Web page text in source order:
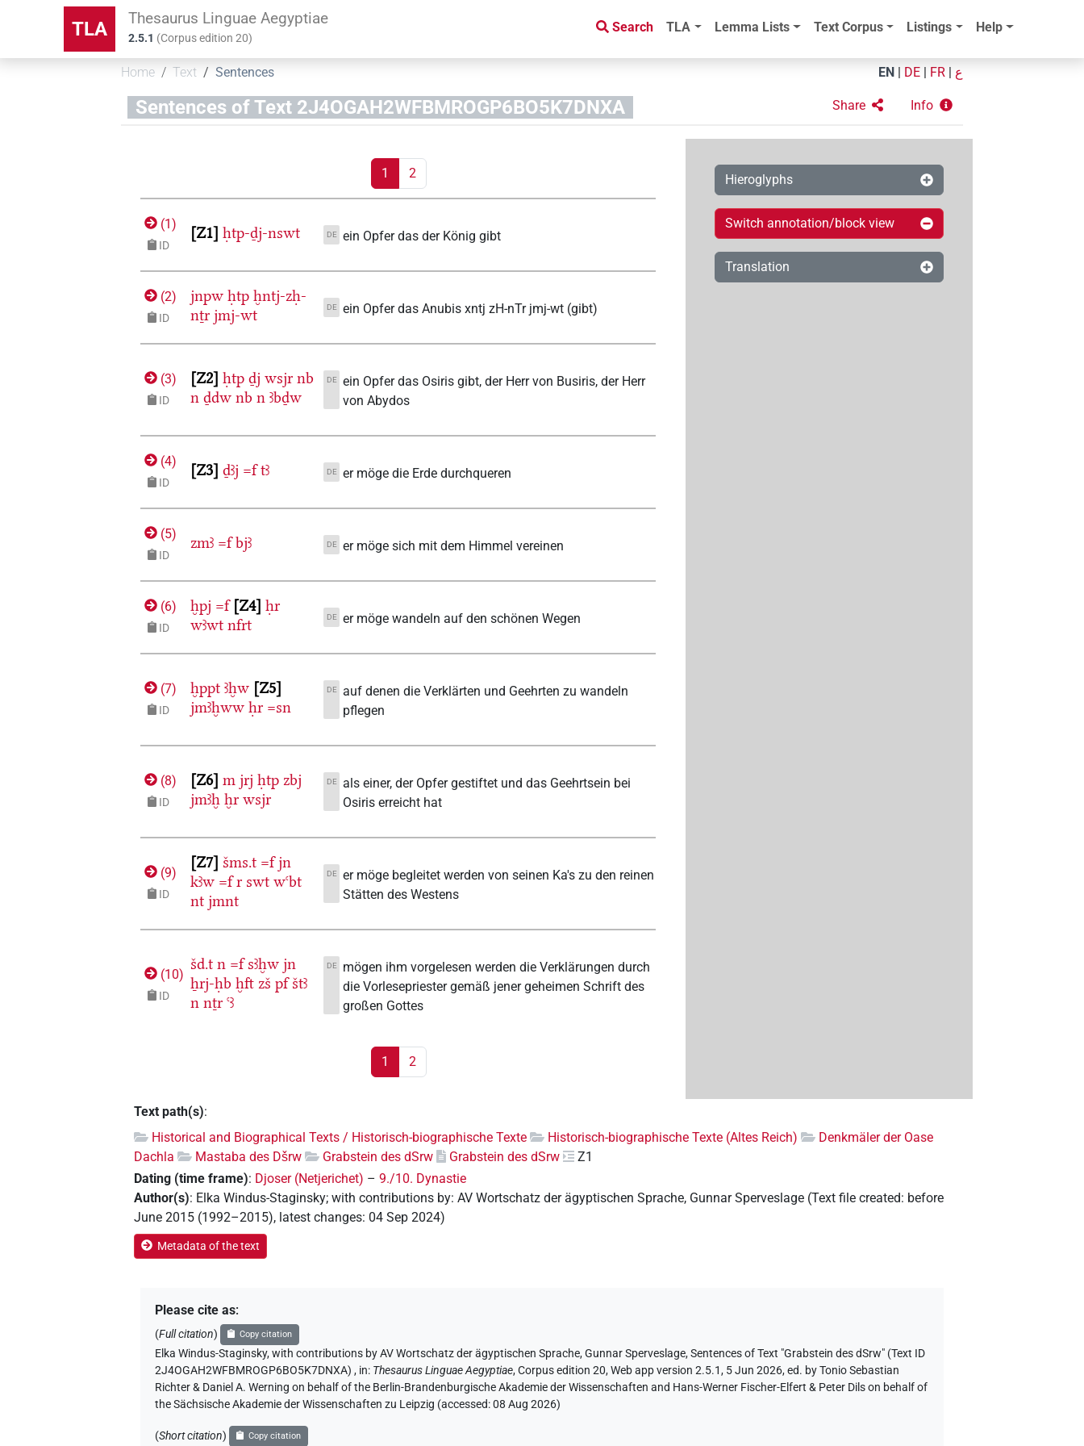
TLA Thesaurus Linguae Aegyptiae
2.5.1 (Corpus edition20)
Search TLA Lemma Lists Text Corpus Listings Help
Home Text Sentences EN DE FR ع
Sentences of Text 2J4OGAH2WFBMROGP6BO5K7DNXA Share Info
1 2
(1)
ID
Z1 ḥtp-ḏj-nswt DE ein Opfer das der König gibt
(2)
ID
jnpw ḥtp ḫntj-zḥ-
nṯr jmj-wt DE ein Opfer das Anubis xntj zH-nTr jmj-wt (gibt)
(3)
ID
Z2 ḥtp ḏj wsjr nb
n ḏdw nb n ꜣbḏw
DE ein Opfer das Osiris gibt, der Herr von Busiris, der Herr
von Abydos
(4)
ID
Z3 ḏꜣj =f tꜣ DE er möge die Erde durchqueren
(5)
ID
zmꜣ =f bjꜣ DE er möge sich mit dem Himmel vereinen
(6)
ID
ḫpj =f Z4 ḥr
wꜣwt nfrt DE er möge wandeln auf den schönen Wegen
(7)
ID
ḫppt ꜣḫw Z5
jmꜣḫww ḥr =sn
DE auf denen die Verklärten und Geehrten zu wandeln
pflegen
(8)
ID
Z6 m jrj ḥtp zbj
jmꜣḫ ḫr wsjr
DE als einer, der Opfer gestiftet und das Geehrtsein bei
Osiris erreicht hat
(9)
ID
Z7 šms.t =f jn
kꜣw =f r swt wꜥbt
nt jmnt
DE er möge begleitet werden von seinen Ka's zu den reinen
Stätten des Westens
(10)
ID
šd.t n =f sꜣḫw jn
ẖrj-ḥb ḫft zš pf štꜣ
n nṯr ꜥꜣ
DE
mögen ihm vorgelesen werden die Verklärungen durch
die Vorlesepriester gemäß jener geheimen Schrift des
großen Gottes
1 2
Hieroglyphs
Switch annotation/block view
Translation
Text path(s):
Historical and Biographical Texts / Historisch-biographische Texte
Historisch-biographische Texte (Altes Reich)
Denkmäler der Oase
Dachla
Mastaba des Dšrw Grabstein des dSrw Grabstein des dSrw
Z1
Dating (time frame): Djoser (Netjerichet) –9./10. Dynastie
Author(s): Elka Windus-Staginsky;with contributions by:AV Wortschatz der ägyptischen Sprache, Gunnar Sperveslage (Text file created: before
June 2015 (1992–2015), latest changes: 04 Sep 2024)
Metadata of the text
Please cite as:
(Full citation) Copy citation
Elka Windus-Staginsky,with contributions by AV Wortschatz der ägyptischen Sprache, Gunnar Sperveslage,Sentences of Text "Grabstein des dSrw" (Text ID
2J4OGAH2WFBMROGP6BO5K7DNXA), in: Thesaurus Linguae Aegyptiae,Corpus edition 20, Web app version 2.5.1, 5 Jun 2026, ed. by Tonio Sebastian
Richter & Daniel A. Werning on behalf of the Berlin-Brandenburgische Akademie der Wissenschaften and Hans-Werner Fischer-Elfert & Peter Dils on behalf of
the Sächsische Akademie der Wissenschaften zu Leipzig (accessed:08 Aug 2026)
(Short citation) Copy citation